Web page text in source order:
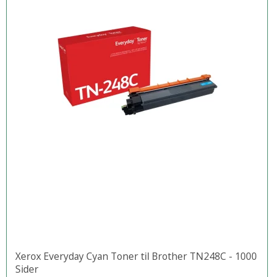
Xerox Everyday Cyan Toner til Brother TN248C - 1000
Sider